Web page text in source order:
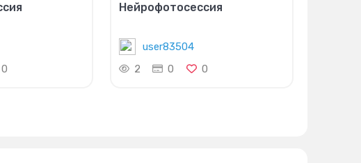
0
Нейрофотосессия
user83504
2
0 0